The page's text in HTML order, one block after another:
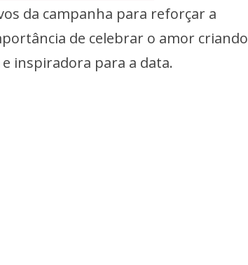
da campanha para reforçar a
de celebrar o amor criando
inspiradora para a data.